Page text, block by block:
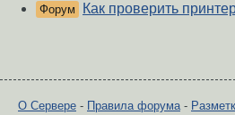
Форум Как проверить
О Сервере - Правила форума-